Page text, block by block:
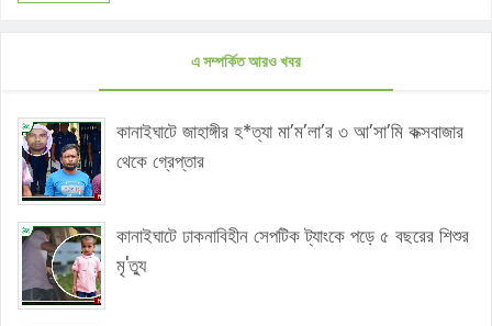
এ সম্পর্কিত আরও খবর
কানাইঘাটে জাহাঙ্গীর হ*ত্যা মা’ম’লা’র ৩ আ’সা’মি কক্সবাজার
থেকে গ্রেপ্তার
কানাইঘাটে ঢাকনাবিহীন সেপটিক ট্যাংকে পড়ে ৫ বছরের শিশুর
মৃ'ত্যু